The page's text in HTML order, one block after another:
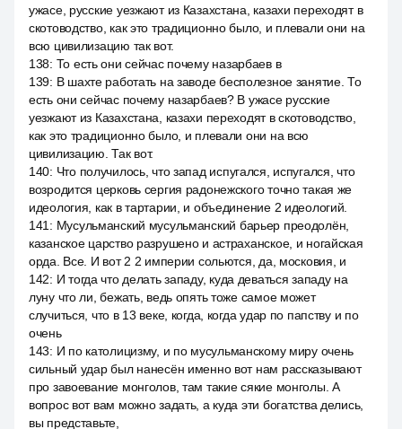
ужасе, русские уезжают из Казахстана, казахи переходят в
скотоводство, как это традиционно было, и плевали они на
всю цивилизацию так вот.
138: То есть они сейчас почему назарбаев в
139: В шахте работать на заводе бесполезное занятие. То
есть они сейчас почему назарбаев? В ужасе русские
уезжают из Казахстана, казахи переходят в скотоводство,
как это традиционно было, и плевали они на всю
цивилизацию. Так вот.
140: Что получилось, что запад испугался, испугался, что
возродится церковь сергия радонежского точно такая же
идеология, как в тартарии, и объединение 2 идеологий.
141 : Мусульманский мусульманский барьер преодолён,
казанское царство разрушено и астраханское, и ногайская
орда. Все. И вот 2 2 империи сольются, да, московия, и
142: И тогда что делать западу, куда деваться западу на
луну что ли, бежать, ведь опять тоже самое может
случиться, что в 13 веке, когда, когда удар по папству и по
очень
143: И по католицизму, и по мусульманскому миру очень
сильный удар был нанесён именно вот нам рассказывают
про завоевание монголов, там такие сякие монголы. А
вопрос вот вам можно задать, а куда эти богатства делись,
вы представьте,